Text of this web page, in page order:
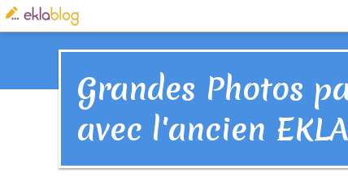
Grandes Photos
avec l'ancien